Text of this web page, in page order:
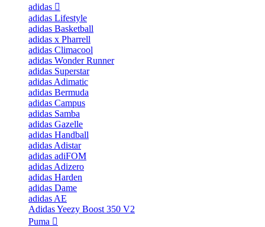
adidas
adidas Lifestyle
adidas Basketball
adidas x Pharrell
adidas Climacool
adidas Wonder Runner
adidas Superstar
adidas Adimatic
adidas Bermuda
adidas Campus
adidas Samba
adidas Gazelle
adidas Handball
adidas Adistar
adidas adiFOM
adidas Adizero
adidas Harden
adidas Dame
adidas AE
Adidas Yeezy Boost 350 V2
Puma